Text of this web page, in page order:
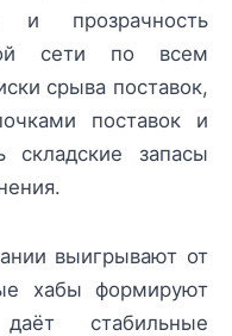
и прозрачность
сети по всем
срыва поставок,
поставок и
складские запасы
выигрывают от
хабы формируют
стабильные